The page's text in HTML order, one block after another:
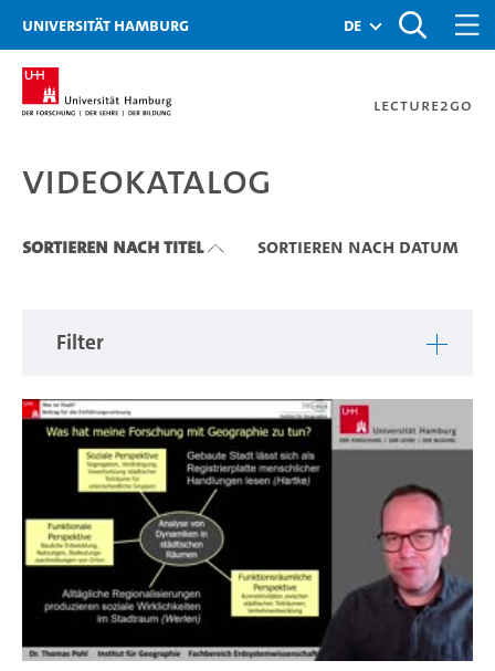
Zu den Filtern
Zur Metanavigation
Zur Hauptnavigation
Zur Suche
Zum Inhalt
Zum Seitenfuss
Universität Hamburg de
Lecture2Go
Videokatalog
Videokatalog
Sortieren nach Titel Sortieren nach Datum
Filter